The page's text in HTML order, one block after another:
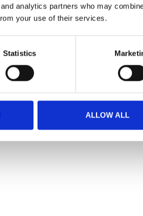
analytics partners who may
your use of their services.
Statistics
ALLOW ALL